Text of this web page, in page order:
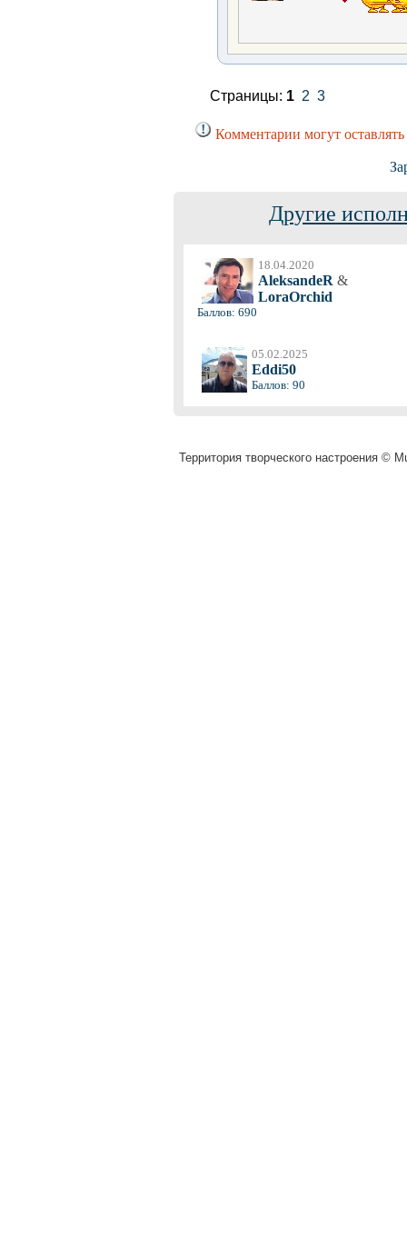
Страницы: 1 2 3
Комментарии могут
Другие
18.04.2020
AleksandeR &
LoraOrchid
Баллов: 690
05.02.2025
Eddi50
Баллов: 90
Территория творческого настроения ©